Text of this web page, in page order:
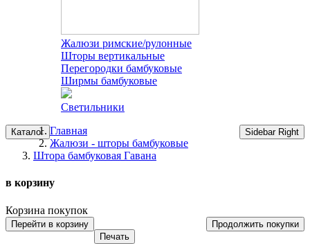
Жалюзи римские/рулонные
Шторы вертикальные
Перегородки бамбуковые
Ширмы бамбуковые
Светильники
Каталог Sidebar Right
Главная
Жалюзи - шторы бамбуковые
Штора бамбуковая Гавана
в корзину
Корзина покупок
Перейти в корзину Продолжить покупки